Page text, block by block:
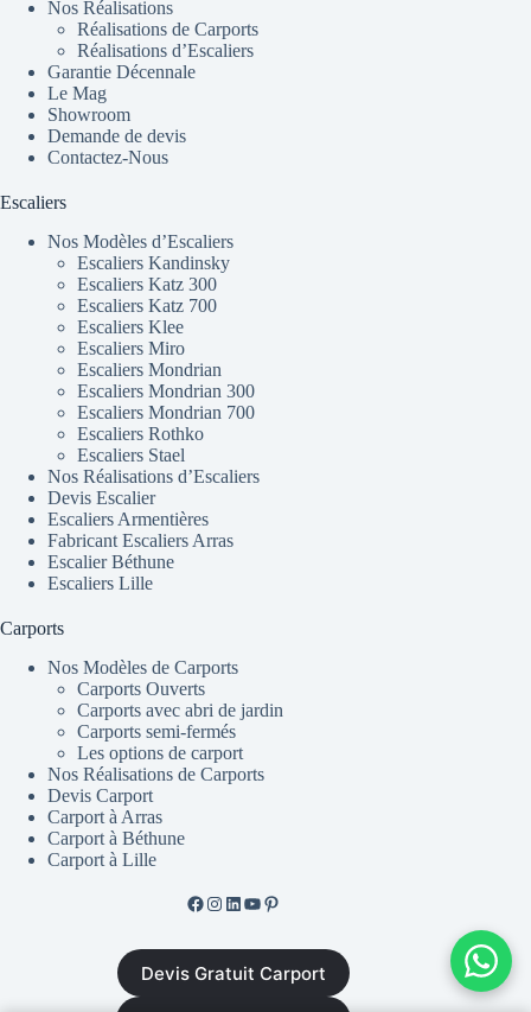
Nos Réalisations
Réalisations de Carports
Réalisations d’Escaliers
Garantie Décennale
Le Mag
Showroom
Demande de devis
Contactez-Nous
Escaliers
Nos Modèles d’Escaliers
Escaliers Kandinsky
Escaliers Katz 300
Escaliers Katz 700
Escaliers Klee
Escaliers Miro
Escaliers Mondrian
Escaliers Mondrian 300
Escaliers Mondrian 700
Escaliers Rothko
Escaliers Stael
Nos Réalisations d’Escaliers
Devis Escalier
Escaliers Armentières
Fabricant Escaliers Arras
Escalier Béthune
Escaliers Lille
Carports
Nos Modèles de Carports
Carports Ouverts
Carports avec abri de jardin
Carports semi-fermés
Les options de carport
Nos Réalisations de Carports
Devis Carport
Carport à Arras
Carport à Béthune
Carport à Lille
Facebook de ML Fusion
Instgram
LinkedIn
YouTube
Pinterest
Devis Gratuit Carport